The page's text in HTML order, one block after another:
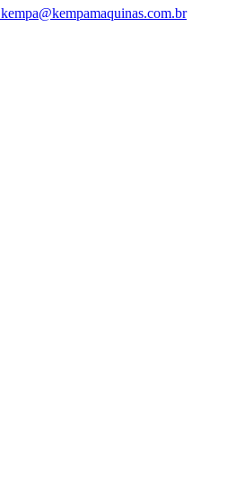
kempa@kempamaquinas.com.br